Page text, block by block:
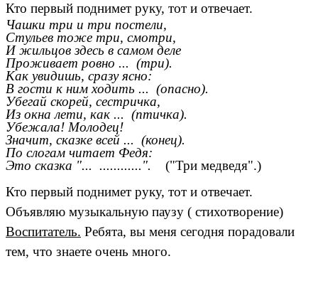
Кто первый поднимет руку, тот и отвечает.
Чашки три и три постели,
Стульев тоже три, смотри,
И жильцов здесь в самом деле
Проживает ровно ... (три).
Как увидишь, сразу ясно:
В гости к ним ходить ... (опасно).
Убегай скорей, сестричка,
Из окна лети, как ... (птичка).
Убежала! Молодец!
Значит, сказке всей ... (конец).
По слогам читает Федя:
Это сказка "... ............". ("Три медведя".)
Кто первый поднимет руку, тот и отвечает.
Объявляю музыкальную паузу ( стихотворение)
Воспитатель. Ребята, вы меня сегодня порадовали
тем, что знаете очень много.